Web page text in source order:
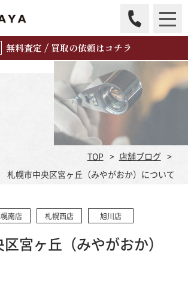
無料査定 / 買取の依頼はコチラ
TOP
店舗ブログ
札幌市中央区宮ヶ丘（みやがおか）について
南店 札幌西店 旭川店
宮ヶ丘（みやがおか）